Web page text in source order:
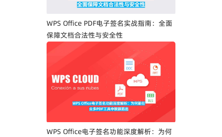
WPS Office PDF电子签名实战指南：全面
保障文档合法性与安全性
WPS Office电子签名功能深度解析：为何